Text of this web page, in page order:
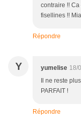
contraire !!
fisellines !!
Répondre
Y yumelise 18/
Il ne reste
PARFAIT !
Répondre